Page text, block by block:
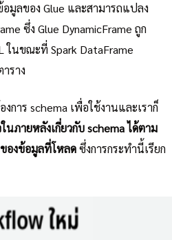
มูลของ Glue และสามารถแปลง
ซึ่ง Glue DynamicFrame ถูก
ในขณะที่ Spark DataFrame
ราง
การ schema เพื่อใช้งานและเราก็
นภายหลังเกี่ยวกับ schema ได้ตาม
องข้อมูลที่โหลดซึ่งการกระทำนี้เรียก